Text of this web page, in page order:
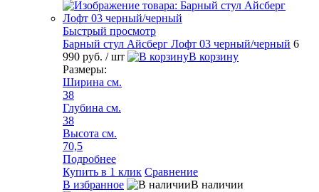
Быстрый просмотр
Барный стул Айсберг Лофт 03 черный/черный 6
990 руб. / шт
В корзину
Размеры:
Ширина см.
38
Глубина см.
38
Высота см.
70,5
Подробнее
Купить в 1 клик Сравнение
В избранное
В наличии